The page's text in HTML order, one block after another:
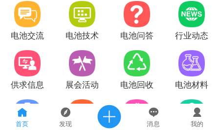
首页 发现 消息 我的
电池交流 电池技术 电池问答 行业动态
供求信息 展会活动 电池回收 电池材料